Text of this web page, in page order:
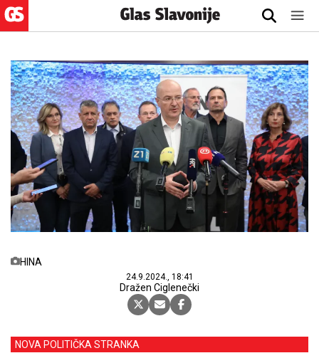
HINA
24.9.2024., 18:41
Dražen Ciglenečki
NOVA POLITIČKA STRANKA